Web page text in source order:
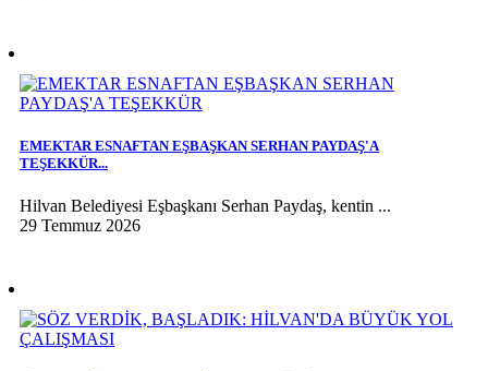
EMEKTAR ESNAFTAN EŞBAŞKAN SERHAN PAYDAŞ'A
TEŞEKKÜR...
Hilvan Belediyesi Eşbaşkanı Serhan Paydaş, kentin ...
29 Temmuz 2026